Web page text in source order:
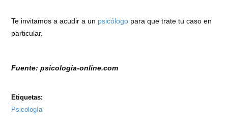
Te invitamos a acudir a un psicólogo para que trate tu caso en
particular.
Fuente: psicologia-online.com
Etiquetas:
Psicología